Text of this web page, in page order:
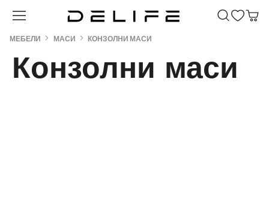
Преминете към основното съдържание
МЕБЕЛИ МАСИ КОНЗОЛНИ МАСИ
Конзолни маси